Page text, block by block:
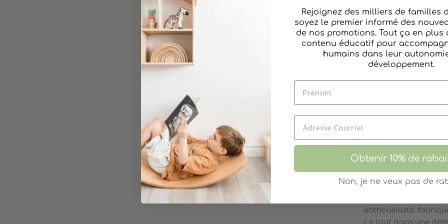
DE LA MÊME
Voiture de Course
Voiture rose
Voiture de police
CANDYLAB
Candylab est une
conception de
pour le design
enthousiaste:
Le tout dans une
Rejoignez des milliers de familles
soyez le premier informé des
de nos promotions. Tout ça en plus
contenu éducatif pour
humains dans leur
développement.
Obtenir 10% de
Non, je ne veux pas de